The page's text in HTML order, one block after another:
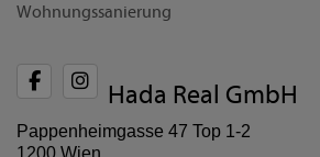
Wohnungssanierung
Hada Real GmbH
Pappenheimgasse 47 Top 1-2
1200 Wien